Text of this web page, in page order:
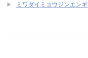
ミワダイミョウジンエンギ